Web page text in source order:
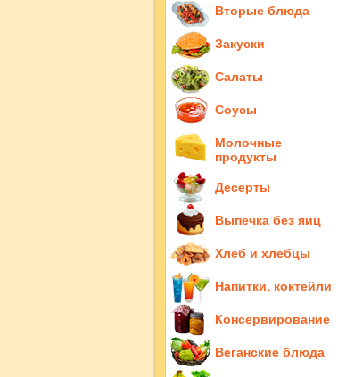
Вторые блюда
Закуски
Салаты
Соусы
Молочные
продукты
Десерты
Выпечка без яиц
Хлеб и хлебцы
Напитки, коктейли
Консервирование
Веганские блюда